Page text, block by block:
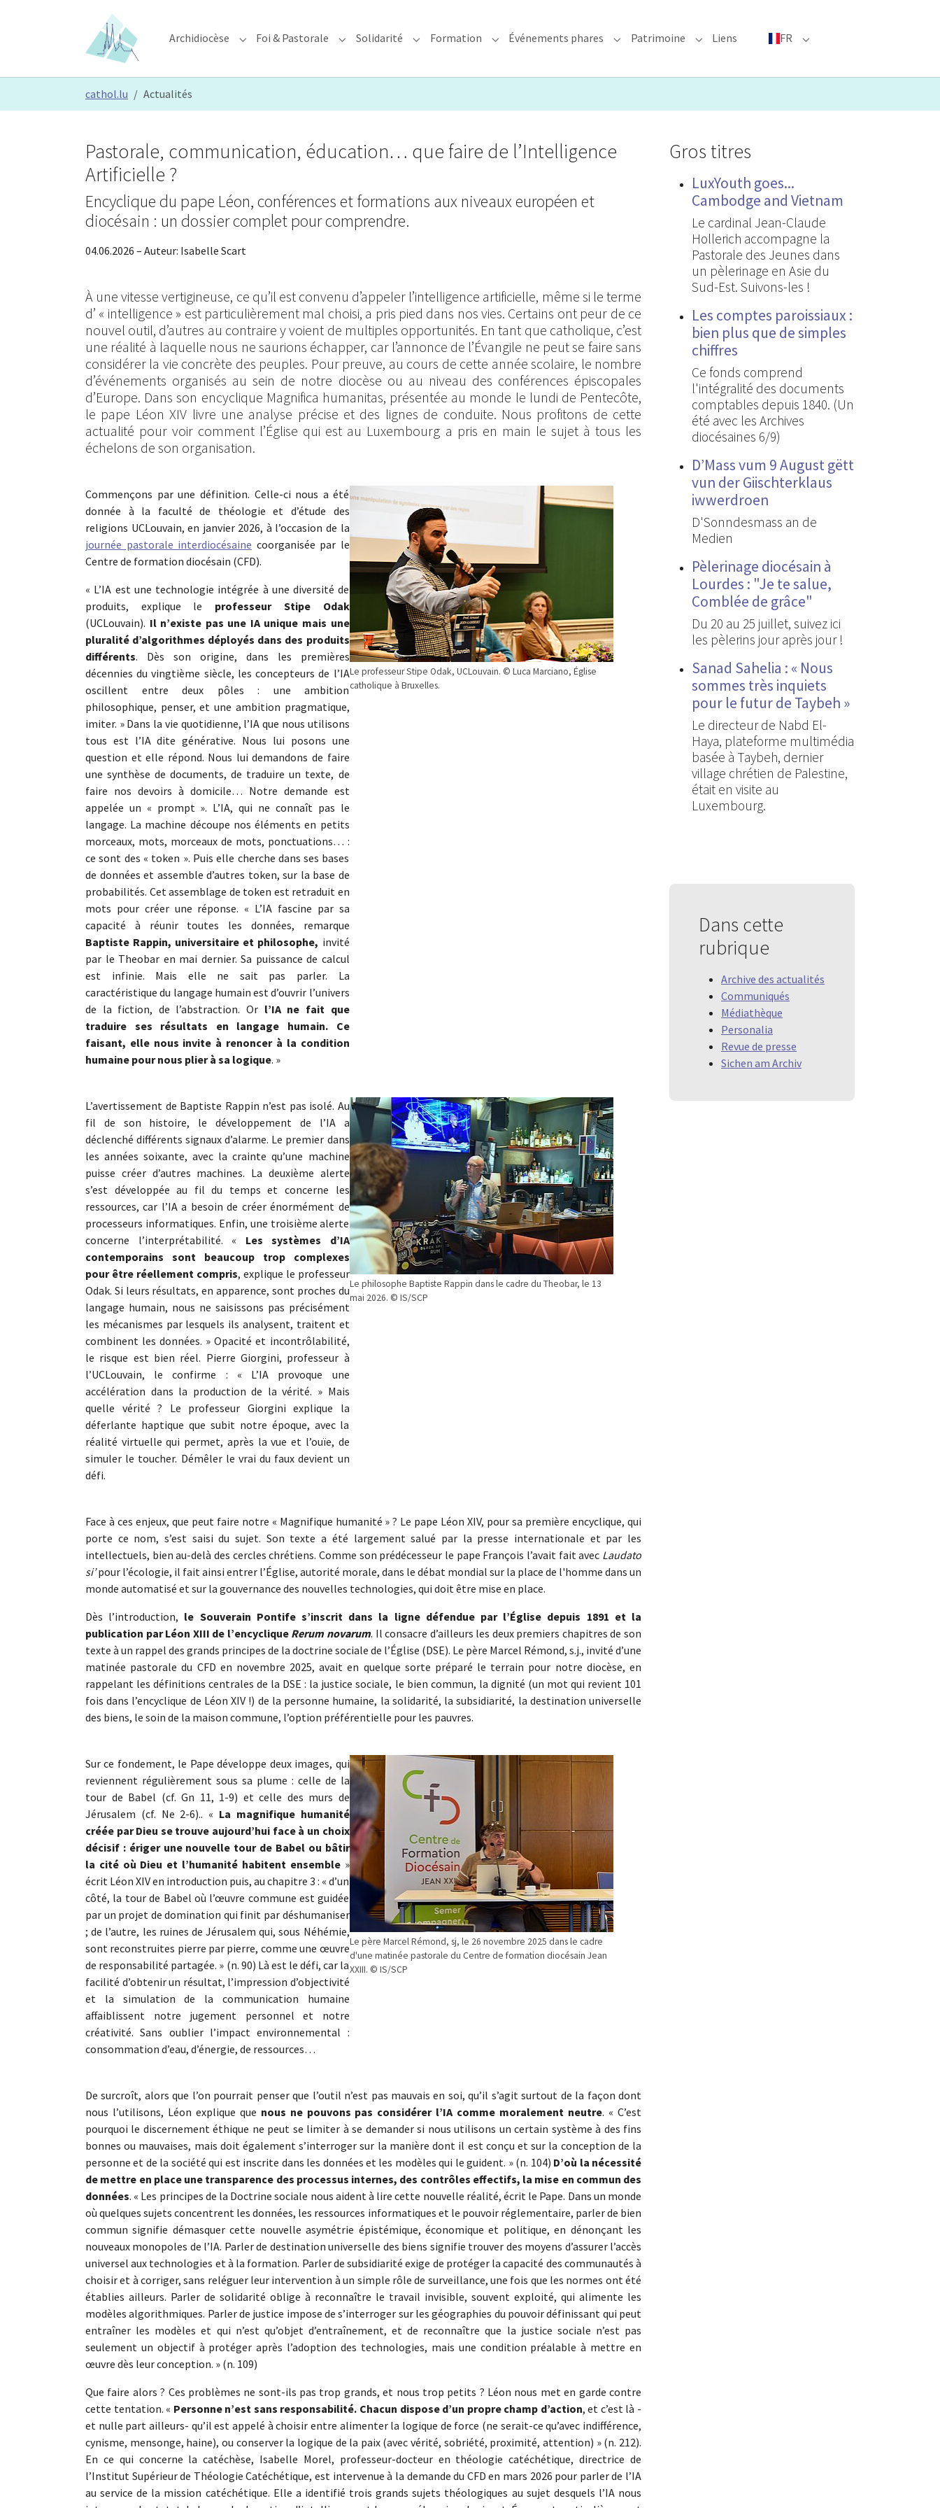
Archidiocèse Submenu for "Archidiocèse"
Foi & Pastorale Submenu for "Foi & Pastorale"
Solidarité Submenu for "Solidarité"
Formation Submenu for "Formation"
Événements phares Submenu for "Événements phares"
Patrimoine Submenu for "Patrimoine"
Liens FR Submenu for "FR"
cathol.lu Actualités
À une vitesse vertigineuse, ce qu’il est convenu d’appeler l’intelligence artificielle, même si le terme
d’ « intelligence » est particulièrement mal choisi, a pris pied dans nos vies. Certains ont peur de ce
nouvel outil, d’autres au contraire y voient de multiples opportunités. En tant que catholique, c’est
une réalité à laquelle nous ne saurions échapper, car l’annonce de l’Évangile ne peut se faire sans
considérer la vie concrète des peuples. Pour preuve, au cours de cette année scolaire, le nombre
d’événements organisés au sein de notre diocèse ou au niveau des conférences épiscopales
d’Europe. Dans son encyclique Magnifica humanitas, présentée au monde le lundi de Pentecôte,
le pape Léon XIV livre une analyse précise et des lignes de conduite. Nous profitons de cette
actualité pour voir comment l’Église qui est au Luxembourg a pris en main le sujet à tous les
échelons de son organisation.
Show larger version
Le professeur Stipe Odak, UCLouvain. © Luca Marciano, Église
catholique à Bruxelles.
Commençons par une définition. Celle-ci nous a été
donnée à la faculté de théologie et d’étude des
religions UCLouvain, en janvier 2026, à l’occasion de la
journée pastorale interdiocésaine coorganisée par le
Centre de formation diocésain (CFD).
« L’IA est une technologie intégrée à une diversité de
produits, explique le professeur Stipe Odak
(UCLouvain). Il n’existe pas une IA unique mais une
pluralité d’algorithmes déployés dans des produits
différents. Dès son origine, dans les premières
décennies du vingtième siècle, les concepteurs de l’IA
oscillent entre deux pôles : une ambition
philosophique, penser, et une ambition pragmatique,
imiter. » Dans la vie quotidienne, l’IA que nous utilisons
tous est l’IA dite générative. Nous lui posons une
question et elle répond. Nous lui demandons de faire
une synthèse de documents, de traduire un texte, de
faire nos devoirs à domicile… Notre demande est
appelée un « prompt ». L’IA, qui ne connaît pas le
langage. La machine découpe nos éléments en petits
morceaux, mots, morceaux de mots, ponctuations… :
ce sont des « token ». Puis elle cherche dans ses bases
de données et assemble d’autres token, sur la base de
probabilités. Cet assemblage de token est retraduit en
mots pour créer une réponse. « L’IA fascine par sa
capacité à réunir toutes les données, remarque
Baptiste Rappin, universitaire et philosophe, invité
par le Theobar en mai dernier. Sa puissance de calcul
est infinie. Mais elle ne sait pas parler. La
caractéristique du langage humain est d’ouvrir l’univers
de la fiction, de l’abstraction. Or l’IA ne fait que
traduire ses résultats en langage humain. Ce
faisant, elle nous invite à renoncer à la condition
humaine pour nous plier à sa logique. »
Show larger version
Le philosophe Baptiste Rappin dans le cadre du Theobar, le 13
mai 2026. © IS/SCP
L’avertissement de Baptiste Rappin n’est pas isolé. Au
fil de son histoire, le développement de l’IA a
déclenché différents signaux d’alarme. Le premier dans
les années soixante, avec la crainte qu’une machine
puisse créer d’autres machines. La deuxième alerte
s’est développée au fil du temps et concerne les
ressources, car l’IA a besoin de créer énormément de
processeurs informatiques. Enfin, une troisième alerte
concerne l’interprétabilité. « Les systèmes d’IA
contemporains sont beaucoup trop complexes
pour être réellement compris, explique le professeur
Odak. Si leurs résultats, en apparence, sont proches du
langage humain, nous ne saisissons pas précisément
les mécanismes par lesquels ils analysent, traitent et
combinent les données. » Opacité et incontrôlabilité,
le risque est bien réel. Pierre Giorgini, professeur à
l’UCLouvain, le confirme : « L’IA provoque une
accélération dans la production de la vérité. » Mais
quelle vérité ? Le professeur Giorgini explique la
déferlante haptique que subit notre époque, avec la
réalité virtuelle qui permet, après la vue et l’ouïe, de
simuler le toucher. Démêler le vrai du faux devient un
défi.
Face à ces enjeux, que peut faire notre « Magnifique humanité » ? Le pape Léon XIV, pour sa première encyclique, qui
porte ce nom, s’est saisi du sujet. Son texte a été largement salué par la presse internationale et par les
intellectuels, bien au-delà des cercles chrétiens. Comme son prédécesseur le pape François l’avait fait avec Laudato
si’pour l’écologie, il fait ainsi entrer l’Église, autorité morale, dans le débat mondial sur la place de l'homme dans un
monde automatisé et sur la gouvernance des nouvelles technologies, qui doit être mise en place.
Dès l’introduction, le Souverain Pontife s’inscrit dans la ligne défendue par l’Église depuis 1891 et la
publication par Léon XIII de l’encyclique Rerum novarum. Il consacre d’ailleurs les deux premiers chapitres de son
texte à un rappel des grands principes de la doctrine sociale de l’Église (DSE). Le père Marcel Rémond, s.j., invité d’une
matinée pastorale du CFD en novembre 2025, avait en quelque sorte préparé le terrain pour notre diocèse, en
rappelant les définitions centrales de la DSE : la justice sociale, le bien commun, la dignité (un mot qui revient 101
fois dans l’encyclique de Léon XIV !) de la personne humaine, la solidarité, la subsidiarité, la destination universelle
des biens, le soin de la maison commune, l’option préférentielle pour les pauvres.
Show larger version
Le père Marcel Rémond, sj, le 26 novembre 2025 dans le cadre
d'une matinée pastorale du Centre de formation diocésain Jean
XXIII. © IS/SCP
Sur ce fondement, le Pape développe deux images, qui
reviennent régulièrement sous sa plume : celle de la
tour de Babel (cf. Gn 11, 1-9) et celle des murs de
Jérusalem (cf. Ne 2-6).. « La magnifique humanité
créée par Dieu se trouve aujourd’hui face à un choix
décisif : ériger une nouvelle tour de Babel ou bâtir
la cité où Dieu et l’humanité habitent ensemble»
écrit Léon XIV en introduction puis, au chapitre 3 : « d’un
côté, la tour de Babel où l’œuvre commune est guidée
par un projet de domination qui finit par déshumaniser
; de l’autre, les ruines de Jérusalem qui, sous Néhémie,
sont reconstruites pierre par pierre, comme une œuvre
de responsabilité partagée. » (n. 90) Là est le défi, car la
facilité d’obtenir un résultat, l’impression d’objectivité
et la simulation de la communication humaine
affaiblissent notre jugement personnel et notre
créativité. Sans oublier l’impact environnemental :
consommation d’eau, d’énergie, de ressources…
De surcroît, alors que l’on pourrait penser que l’outil n’est pas mauvais en soi, qu’il s’agit surtout de la façon dont
nous l’utilisons, Léon explique que nous ne pouvons pas considérer l’IA comme moralement neutre. « C’est
pourquoi le discernement éthique ne peut se limiter à se demander si nous utilisons un certain système à des fins
bonnes ou mauvaises, mais doit également s’interroger sur la manière dont il est conçu et sur la conception de la
personne et de la société qui est inscrite dans les données et les modèles qui le guident. » (n. 104) D’où la nécessité
de mettre en place une transparence des processus internes, des contrôles effectifs, la mise en commun des
données. « Les principes de la Doctrine sociale nous aident à lire cette nouvelle réalité, écrit le Pape. Dans un monde
où quelques sujets concentrent les données, les ressources informatiques et le pouvoir réglementaire, parler de bien
commun signifie démasquer cette nouvelle asymétrie épistémique, économique et politique, en dénonçant les
nouveaux monopoles de l’IA. Parler de destination universelle des biens signifie trouver des moyens d’assurer l’accès
universel aux technologies et à la formation. Parler de subsidiarité exige de protéger la capacité des communautés à
choisir et à corriger, sans reléguer leur intervention à un simple rôle de surveillance, une fois que les normes ont été
établies ailleurs. Parler de solidarité oblige à reconnaître le travail invisible, souvent exploité, qui alimente les
modèles algorithmiques. Parler de justice impose de s’interroger sur les géographies du pouvoir définissant qui peut
entraîner les modèles et qui n’est qu’objet d’entraînement, et de reconnaître que la justice sociale n’est pas
seulement un objectif à protéger après l’adoption des technologies, mais une condition préalable à mettre en
œuvre dès leur conception. » (n. 109)
Que faire alors ? Ces problèmes ne sont-ils pas trop grands, et nous trop petits ? Léon nous met en garde contre
cette tentation. « Personne n’est sans responsabilité. Chacun dispose d’un propre champ d’action, et c’est là -
et nulle part ailleurs- qu’il est appelé à choisir entre alimenter la logique de force (ne serait-ce qu’avec indifférence,
cynisme, mensonge, haine), ou conserver la logique de la paix (avec vérité, sobriété, proximité, attention) » (n. 212).
En ce qui concerne la catéchèse, Isabelle Morel, professeur-docteur en théologie catéchétique, directrice de
l’Institut Supérieur de Théologie Catéchétique, est intervenue à la demande du CFD en mars 2026 pour parler de l’IA
au service de la mission catéchétique. Elle a identifié trois grands sujets théologiques au sujet desquels l’IA nous
Pastorale, communication, éducation… que faire de l’Intelligence
Artificielle ?
Encyclique du pape Léon, conférences et formations aux niveaux européen et
diocésain : un dossier complet pour comprendre.
04.06.2026 – Auteur: Isabelle Scart
Gros titres
LuxYouth goes...
Cambodge and Vietnam
Le cardinal Jean-Claude
Hollerich accompagne la
Pastorale des Jeunes dans
un pèlerinage en Asie du
Sud-Est. Suivons-les !
Les comptes paroissiaux :
bien plus que de simples
chiffres
Ce fonds comprend
l'intégralité des documents
comptables depuis 1840. (Un
été avec les Archives
diocésaines 6/9)
D’Mass vum 9 August gëtt
vun der Giischterklaus
iwwerdroen
D'Sonndesmass an de
Medien
Pèlerinage diocésain à
Lourdes : "Je te salue,
Comblée de grâce"
Du 20 au 25 juillet, suivez ici
les pèlerins jour après jour !
Sanad Sahelia : « Nous
sommes très inquiets
pour le futur de Taybeh »
Le directeur de Nabd El-
Haya, plateforme multimédia
basée à Taybeh, dernier
village chrétien de Palestine,
était en visite au
Luxembourg.
Dans cette
rubrique
Archive des actualités
Communiqués
Médiathèque
Personalia
Revue de presse
Sichen am Archiv